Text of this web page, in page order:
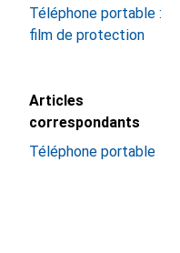
Téléphone portable :
film de protection
Articles
correspondants
Téléphone portable